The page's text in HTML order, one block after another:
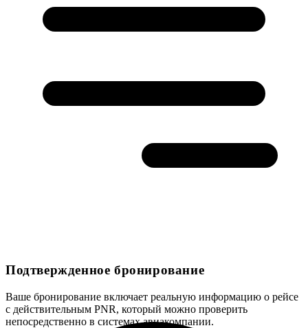
Подтвержденное бронирование
Ваше бронирование включает реальную информацию о рейсе
с действительным PNR, который можно проверить
непосредственно в системах авиакомпании.